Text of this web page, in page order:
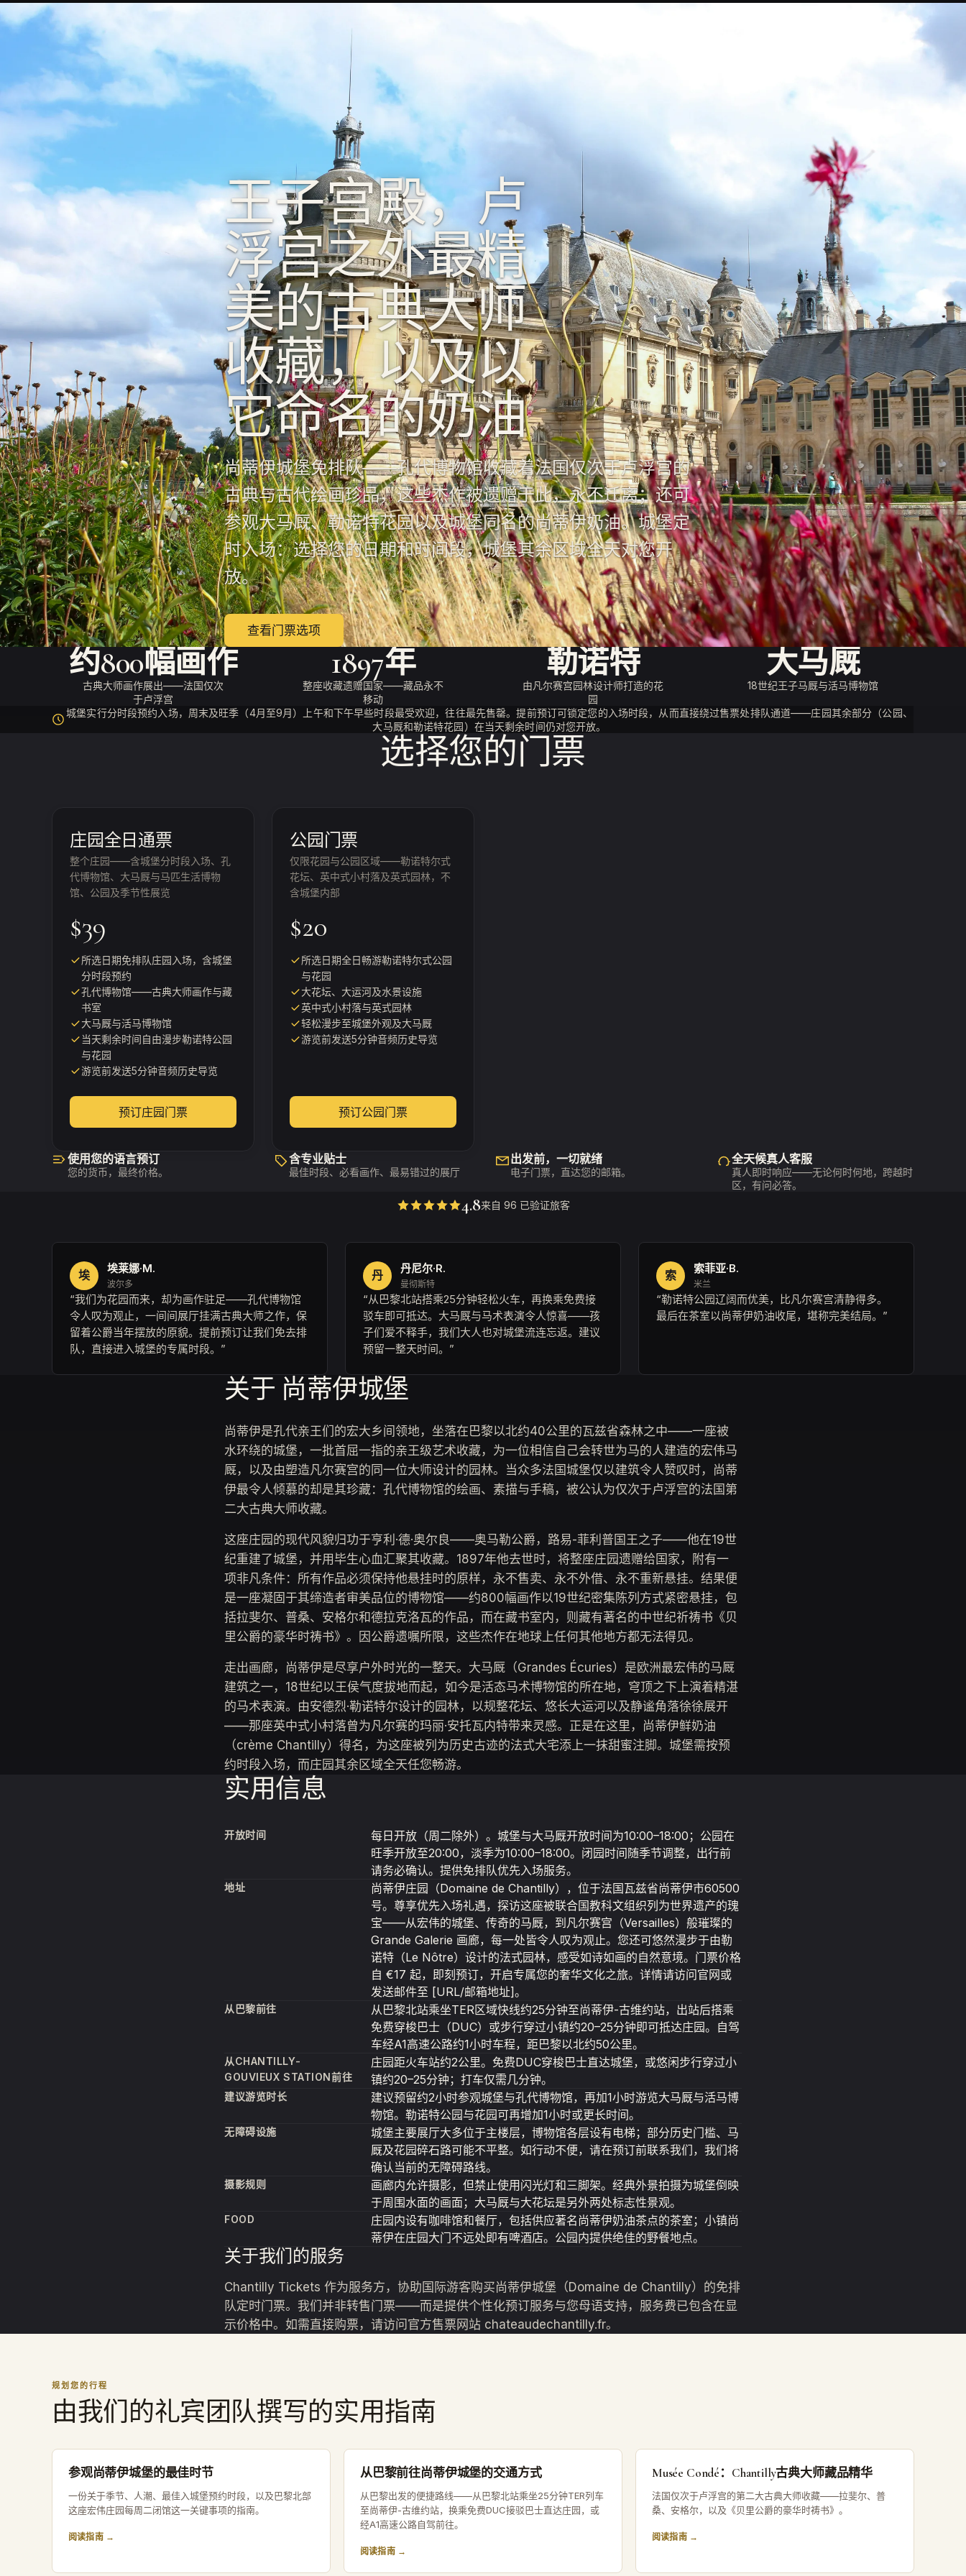
王子宫殿，卢
浮宫之外最精
美的古典大师
收藏，以及以
它命名的奶油
尚蒂伊城堡免排队——孔代博物馆收藏着法国仅次于卢浮宫的
古典与古代绘画珍品，这些杰作被遗赠于此，永不迁离；还可
参观大马厩、勒诺特花园以及城堡同名的尚蒂伊奶油。城堡定
时入场：选择您的日期和时间段，城堡其余区域全天对您开
放。
查看门票选项
约800幅画作
古典大师画作展出——法国仅次
于卢浮宫
1897年
整座收藏遗赠国家——藏品永不
移动
勒诺特
由凡尔赛宫园林设计师打造的花
园
大马厩
18世纪王子马厩与活马博物馆
城堡实行分时段预约入场，周末及旺季（4月至9月）上午和下午早些时段最受欢迎，往往最先售罄。提前预订可锁定您的入场时段，从而直接绕过售票处排队通道——庄园其余部分（公园、
大马厩和勒诺特花园）在当天剩余时间仍对您开放。
选择您的门票
庄园全日通票
整个庄园——含城堡分时段入场、孔
代博物馆、大马厩与马匹生活博物
馆、公园及季节性展览
$39
所选日期免排队庄园入场，含城堡
分时段预约
孔代博物馆——古典大师画作与藏
书室
大马厩与活马博物馆
当天剩余时间自由漫步勒诺特公园
与花园
游览前发送5分钟音频历史导览
预订庄园门票
公园门票
仅限花园与公园区域——勒诺特尔式
花坛、英中式小村落及英式园林，不
含城堡内部
$20
所选日期全日畅游勒诺特尔式公园
与花园
大花坛、大运河及水景设施
英中式小村落与英式园林
轻松漫步至城堡外观及大马厩
游览前发送5分钟音频历史导览
预订公园门票
使用您的语言预订
您的货币，最终价格。
含专业贴士
最佳时段、必看画作、最易错过的展厅
出发前，一切就绪
电子门票，直达您的邮箱。
全天候真人客服
真人即时响应——无论何时何地，跨越时
区，有问必答。
4.8来自 96 已验证旅客
埃 埃莱娜·M.
波尔多
“我们为花园而来，却为画作驻足——孔代博物馆
令人叹为观止，一间间展厅挂满古典大师之作，保
留着公爵当年摆放的原貌。提前预订让我们免去排
队，直接进入城堡的专属时段。”
丹 丹尼尔·R.
曼彻斯特
“从巴黎北站搭乘25分钟轻松火车，再换乘免费接
驳车即可抵达。大马厩与马术表演令人惊喜——孩
子们爱不释手，我们大人也对城堡流连忘返。建议
预留一整天时间。”
索 索菲亚·B.
米兰
“勒诺特公园辽阔而优美，比凡尔赛宫清静得多。
最后在茶室以尚蒂伊奶油收尾，堪称完美结局。”
关于 尚蒂伊城堡
尚蒂伊是孔代亲王们的宏大乡间领地，坐落在巴黎以北约40公里的瓦兹省森林之中——一座被
水环绕的城堡，一批首屈一指的亲王级艺术收藏，为一位相信自己会转世为马的人建造的宏伟马
厩，以及由塑造凡尔赛宫的同一位大师设计的园林。当众多法国城堡仅以建筑令人赞叹时，尚蒂
伊最令人倾慕的却是其珍藏：孔代博物馆的绘画、素描与手稿，被公认为仅次于卢浮宫的法国第
二大古典大师收藏。
这座庄园的现代风貌归功于亨利·德·奥尔良——奥马勒公爵，路易-菲利普国王之子——他在19世
纪重建了城堡，并用毕生心血汇聚其收藏。1897年他去世时，将整座庄园遗赠给国家，附有一
项非凡条件：所有作品必须保持他悬挂时的原样，永不售卖、永不外借、永不重新悬挂。结果便
是一座凝固于其缔造者审美品位的博物馆——约800幅画作以19世纪密集陈列方式紧密悬挂，包
括拉斐尔、普桑、安格尔和德拉克洛瓦的作品，而在藏书室内，则藏有著名的中世纪祈祷书《贝
里公爵的豪华时祷书》。因公爵遗嘱所限，这些杰作在地球上任何其他地方都无法得见。
走出画廊，尚蒂伊是尽享户外时光的一整天。大马厩（Grandes Écuries）是欧洲最宏伟的马厩
建筑之一，18世纪以王侯气度拔地而起，如今是活态马术博物馆的所在地，穹顶之下上演着精湛
的马术表演。由安德烈·勒诺特尔设计的园林，以规整花坛、悠长大运河以及静谧角落徐徐展开
——那座英中式小村落曾为凡尔赛的玛丽·安托瓦内特带来灵感。正是在这里，尚蒂伊鲜奶油
（crème Chantilly）得名，为这座被列为历史古迹的法式大宅添上一抹甜蜜注脚。城堡需按预
约时段入场，而庄园其余区域全天任您畅游。
实用信息
开放时间
每日开放（周二除外）。城堡与大马厩开放时间为10:00–18:00；公园在
旺季开放至20:00，淡季为10:00–18:00。闭园时间随季节调整，出行前
请务必确认。提供免排队优先入场服务。
地址
尚蒂伊庄园（Domaine de Chantilly），位于法国瓦兹省尚蒂伊市60500
号。尊享优先入场礼遇，探访这座被联合国教科文组织列为世界遗产的瑰
宝——从宏伟的城堡、传奇的马厩，到凡尔赛宫（Versailles）般璀璨的
Grande Galerie 画廊，每一处皆令人叹为观止。您还可悠然漫步于由勒
诺特（Le Nôtre）设计的法式园林，感受如诗如画的自然意境。门票价格
自 €17 起，即刻预订，开启专属您的奢华文化之旅。详情请访问官网或
发送邮件至 [URL/邮箱地址]。
从巴黎前往
从巴黎北站乘坐TER区域快线约25分钟至尚蒂伊-古维约站，出站后搭乘
免费穿梭巴士（DUC）或步行穿过小镇约20–25分钟即可抵达庄园。自驾
车经A1高速公路约1小时车程，距巴黎以北约50公里。
从CHANTILLY-
GOUVIEUX STATION前往
庄园距火车站约2公里。免费DUC穿梭巴士直达城堡，或悠闲步行穿过小
镇约20–25分钟；打车仅需几分钟。
建议游览时长
建议预留约2小时参观城堡与孔代博物馆，再加1小时游览大马厩与活马博
物馆。勒诺特公园与花园可再增加1小时或更长时间。
无障碍设施
城堡主要展厅大多位于主楼层，博物馆各层设有电梯；部分历史门槛、马
厩及花园碎石路可能不平整。如行动不便，请在预订前联系我们，我们将
确认当前的无障碍路线。
摄影规则
画廊内允许摄影，但禁止使用闪光灯和三脚架。经典外景拍摄为城堡倒映
于周围水面的画面；大马厩与大花坛是另外两处标志性景观。
FOOD
庄园内设有咖啡馆和餐厅，包括供应著名尚蒂伊奶油茶点的茶室；小镇尚
蒂伊在庄园大门不远处即有啤酒店。公园内提供绝佳的野餐地点。
关于我们的服务
Chantilly Tickets 作为服务方，协助国际游客购买尚蒂伊城堡（Domaine de Chantilly）的免排
队定时门票。我们并非转售门票——而是提供个性化预订服务与您母语支持，服务费已包含在显
示价格中。如需直接购票，请访问官方售票网站 chateaudechantilly.fr。
规划您的行程
由我们的礼宾团队撰写的实用指南
参观尚蒂伊城堡的最佳时节
一份关于季节、人潮、最佳入城堡预约时段，以及巴黎北部
这座宏伟庄园每周二闭馆这一关键事项的指南。
阅读指南 →
从巴黎前往尚蒂伊城堡的交通方式
从巴黎出发的便捷路线——从巴黎北站乘坐25分钟TER列车
至尚蒂伊-古维约站，换乘免费DUC接驳巴士直达庄园，或
经A1高速公路自驾前往。
阅读指南 →
Musée Condé：Chantilly古典大师藏品精华
法国仅次于卢浮宫的第二大古典大师收藏——拉斐尔、普
桑、安格尔，以及《贝里公爵的豪华时祷书》。
阅读指南 →